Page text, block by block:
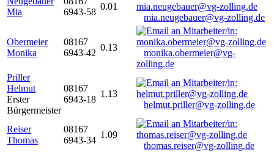
Mia
6943-58
0.01
mia.neugebauer@vg-zolling.de
Obermeier
Monika
08167
6943-42
0.13
monika.obermeier@vg-
zolling.de
Priller
Helmut
Erster
Bürgermeister
08167
6943-18
1.13
helmut.priller@vg-zolling.de
Reiser
Thomas
08167
6943-34
1.09
thomas.reiser@vg-zolling.de